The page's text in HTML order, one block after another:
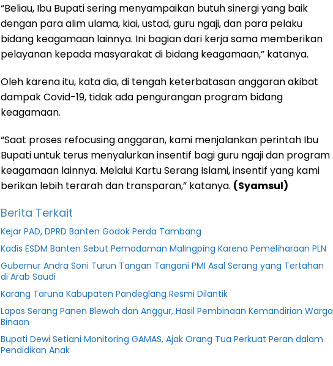
“Beliau, Ibu Bupati sering menyampaikan butuh sinergi yang baik
dengan para alim ulama, kiai, ustad, guru ngaji, dan para pelaku
bidang keagamaan lainnya. Ini bagian dari kerja sama memberikan
pelayanan kepada masyarakat di bidang keagamaan,” katanya.
Oleh karena itu, kata dia, di tengah keterbatasan anggaran akibat
dampak Covid-19, tidak ada pengurangan program bidang
keagamaan.
“Saat proses refocusing anggaran, kami menjalankan perintah Ibu
Bupati untuk terus menyalurkan insentif bagi guru ngaji dan program
keagamaan lainnya. Melalui Kartu Serang Islami, insentif yang kami
berikan lebih terarah dan transparan,” katanya. (Syamsul)
Berita Terkait
Kejar PAD, DPRD Banten Godok Perda Tambang
Kadis ESDM Banten Sebut Pemadaman Malingping Karena Pemeliharaan PLN
Gubernur Andra Soni Turun Tangan Tangani PMI Asal Serang yang Tertahan
di Arab Saudi
Karang Taruna Kabupaten Pandeglang Resmi Dilantik
Lapas Serang Panen Blewah dan Anggur, Hasil Pembinaan Kemandirian Warga
Binaan
Bupati Dewi Setiani Monitoring GAMAS, Ajak Orang Tua Perkuat Peran dalam
Pendidikan Anak